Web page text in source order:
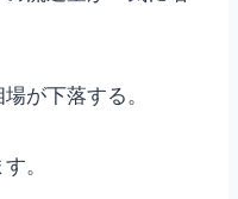
が下落する。
。